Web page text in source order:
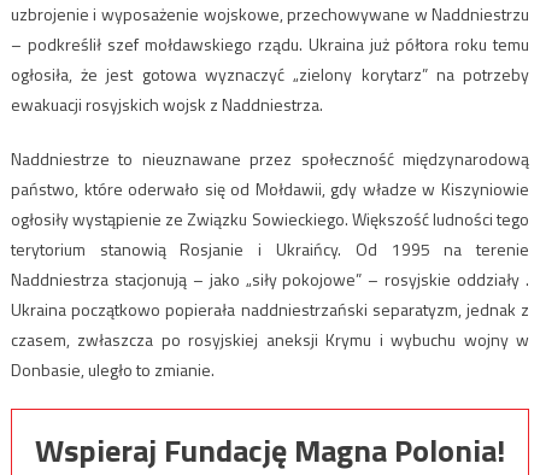
uzbrojenie i wyposażenie wojskowe, przechowywane w Naddniestrzu
– podkreślił szef mołdawskiego rządu. Ukraina już półtora roku temu
ogłosiła, że jest gotowa wyznaczyć „zielony korytarz” na potrzeby
ewakuacji rosyjskich wojsk z Naddniestrza.
Naddniestrze to nieuznawane przez społeczność międzynarodową
państwo, które oderwało się od Mołdawii, gdy władze w Kiszyniowie
ogłosiły wystąpienie ze Związku Sowieckiego. Większość ludności tego
terytorium stanowią Rosjanie i Ukraińcy. Od 1995 na terenie
Naddniestrza stacjonują – jako „siły pokojowe” – rosyjskie oddziały .
Ukraina początkowo popierała naddniestrzański separatyzm, jednak z
czasem, zwłaszcza po rosyjskiej aneksji Krymu i wybuchu wojny w
Donbasie, uległo to zmianie.
Wspieraj Fundację Magna Polonia!